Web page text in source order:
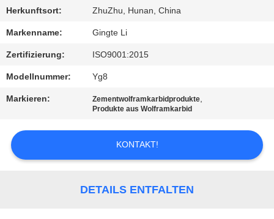
TRETEN
SIE
MIT
UNS
IN
VERBINDUNG
NACHRICHTEN
FORDERN
Herkunftsort: ZhuZhu, Hunan, China
Markenname: Gingte Li
Zertifizierung: ISO9001:2015
Modellnummer: Yg8
Markieren: Zementwolframkarbidprodukte,
Produkte aus Wolframkarbid
KONTAKT!
DETAILS ENTFALTEN